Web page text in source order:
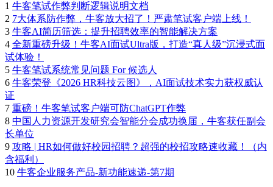
1 牛客笔试作弊判断逻辑说明文档
2 7大体系防作弊，牛客放大招了！严肃笔试客户端上线！
3 牛客AI简历筛选：提升招聘效率的智能解决方案
4 全新重磅升级！牛客AI面试Ultra版，打造“真人级”沉浸式面
试体验！
5 牛客笔试系统常见问题 For 候选人
6 牛客荣登《2026 HR科技云图》，AI面试技术实力获权威认
证
7 重磅！牛客笔试客户端可防ChatGPT作弊
8 中国人力资源开发研究会智能分会成功换届，牛客获任副会
长单位
9 攻略 | HR如何做好校园招聘？超强的校招攻略速收藏！（内
含福利）
10 牛客企业服务产品-新功能速递-第7期